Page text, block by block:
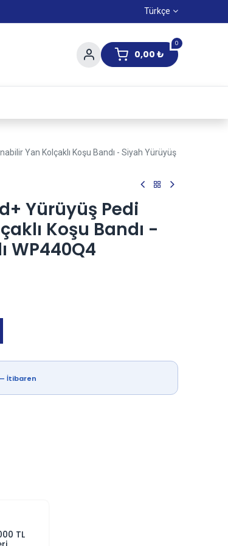
Türkçe
0
0,00 ₺
Yan Kolçaklı Koşu Bandı - Siyah Yürüyüş
Yürüyüş Pedi
Koşu Bandı -
WP440Q4
— İtibaren
TL